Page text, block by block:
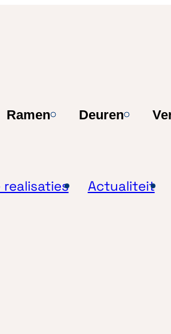
Ramen Deuren
realisaties Actualiteit